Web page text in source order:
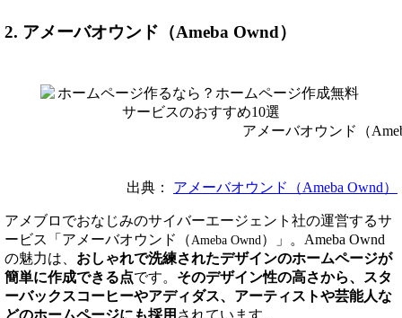
2. アメーバオウンド（Ameba Ownd）
アメーバオウンド（
出典： アメーバオウンド（Ameba Ownd）
アメブロでおなじみのサイバーエージェント社の運営するサ
ービス「アメーバオウンド（ Ameba Ownd ）」。Ameba Ownd
の魅力は、 おしゃれで洗練されたデザインのホームページが
簡単に作成できる点です。 そのデザイン性の高さから、スタ
ーバックスコーヒーやアディダス、アーティストや芸能人な
どのホームページにも採用 されています。